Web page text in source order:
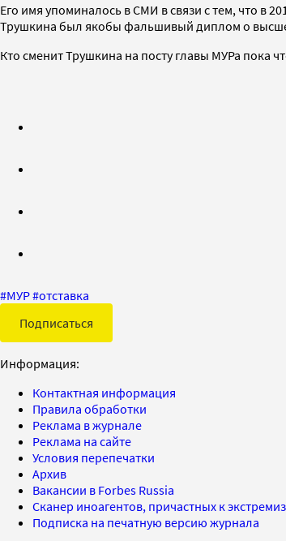
Его имя упоминалось в СМИ в связи с тем, что в
Трушкина был якобы фальшивый диплом о
Кто сменит Трушкина на посту главы МУРа пока
#МУР#отставка
Подписаться
Информация:
Контактная информация
Правила обработки
Реклама в журнале
Реклама на сайте
Условия перепечатки
Архив
Вакансии в Forbes Russia
Сканер иноагентов, причастных к
Подписка на печатную версию журнала